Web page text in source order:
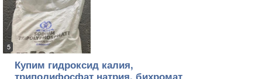
5
Купим гидроксид калия,
триполифосфат натрия, бихромат